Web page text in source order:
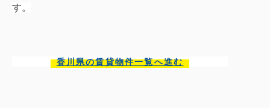
す。
香川県の賃貸物件一覧へ進む